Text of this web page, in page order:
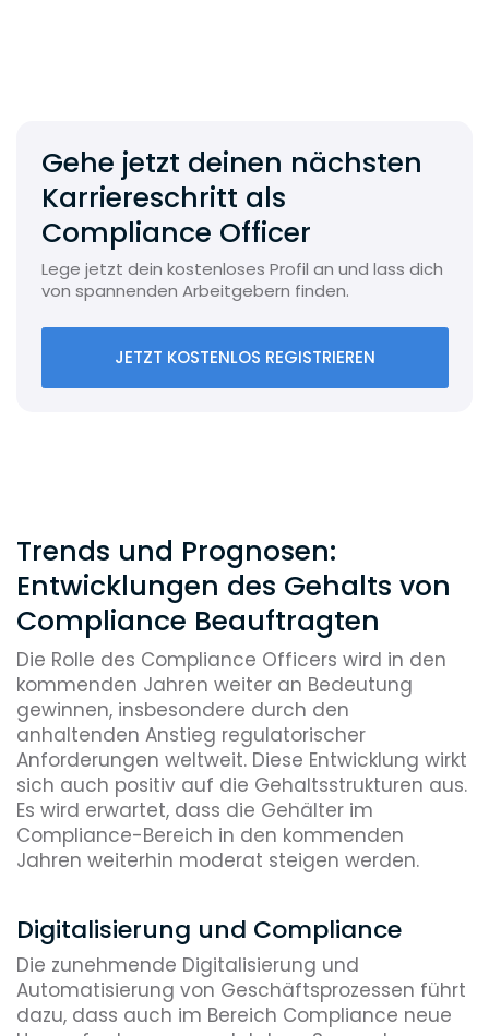
Gehe jetzt deinen nächsten
Karriereschritt als
Compliance Officer
Lege jetzt dein kostenloses Profil an und lass dich
von spannenden Arbeitgebern finden.
JETZT KOSTENLOS REGISTRIEREN
Trends und Prognosen:
Entwicklungen des Gehalts von
Compliance Beauftragten
Die Rolle des Compliance Officers wird in den
kommenden Jahren weiter an Bedeutung
gewinnen, insbesondere durch den
anhaltenden Anstieg regulatorischer
Anforderungen weltweit. Diese Entwicklung wirkt
sich auch positiv auf die Gehaltsstrukturen aus.
Es wird erwartet, dass die Gehälter im
Compliance-Bereich in den kommenden
Jahren weiterhin moderat steigen werden.
Digitalisierung und Compliance
Die zunehmende Digitalisierung und
Automatisierung von Geschäftsprozessen führt
dazu, dass auch im Bereich Compliance neue